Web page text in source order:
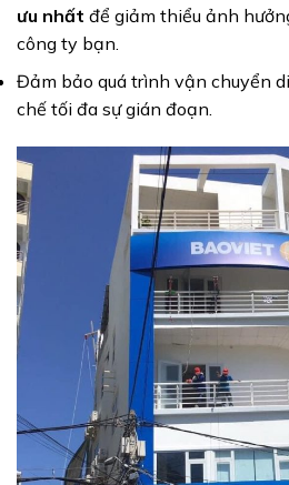
ưu nhất để giảm thiểu ảnh
công ty bạn.
Đảm bảo quá trình vận chuyển
chế tối đa sự gián đoạn.